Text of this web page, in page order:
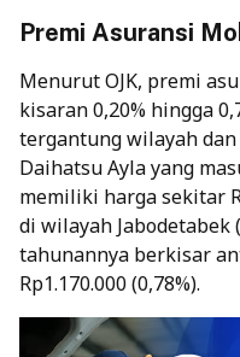
Premi Asuransi
Menurut OJK, premi
kisaran 0,20% hingga
tergantung wilayah
Daihatsu Ayla yang
memiliki harga sekitar
di wilayah Jabodetabek
tahunannya berkisar
Rp1.170.000 (0,78%).